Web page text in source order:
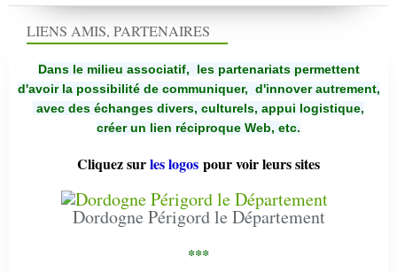
LIENS AMIS, PARTENAIRES
Dans le milieu associatif, les partenariats permettent
d'avoir la possibilité de communiquer, d'innover autrement,
avec des échanges divers, culturels, appui logistique,
créer un lien réciproque Web, etc.
Cliquez surles logos pour voir leurs sites
Dordogne Périgord le Département
***